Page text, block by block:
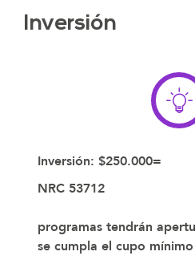
Inversión
Inversión: $250.000=
NRC
programas tendrán
se cumpla el cupo